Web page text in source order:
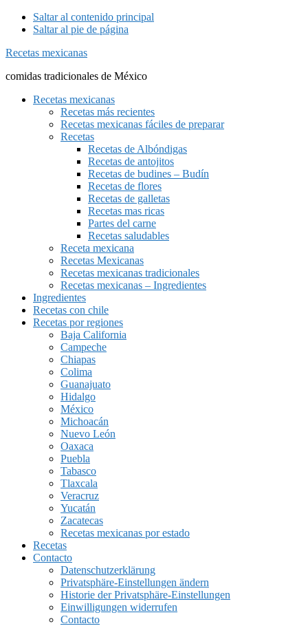
Saltar al contenido principal
Saltar al pie de página
Recetas mexicanas
comidas tradicionales de México
Recetas mexicanas
Recetas más recientes
Recetas mexicanas fáciles de preparar
Recetas
Recetas de Albóndigas
Recetas de antojitos
Recetas de budines – Budín
Recetas de flores
Recetas de galletas
Recetas mas ricas
Partes del carne
Recetas saludables
Receta mexicana
Recetas Mexicanas
Recetas mexicanas tradicionales
Recetas mexicanas – Ingredientes
Ingredientes
Recetas con chile
Recetas por regiones
Baja California
Campeche
Chiapas
Colima
Guanajuato
Hidalgo
México
Michoacán
Nuevo León
Oaxaca
Puebla
Tabasco
Tlaxcala
Veracruz
Yucatán
Zacatecas
Recetas mexicanas por estado
Recetas
Contacto
Datenschutzerklärung
Privatsphäre-Einstellungen ändern
Historie der Privatsphäre-Einstellungen
Einwilligungen widerrufen
Contacto